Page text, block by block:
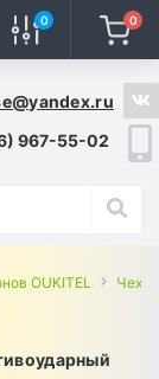
0 0
967-55-02
OUKITEL